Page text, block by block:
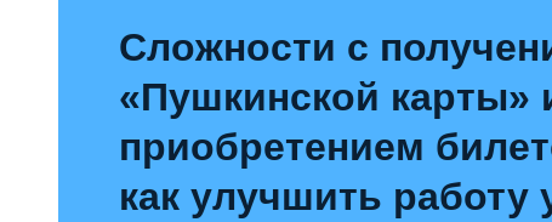
Сложности с
«Пушкинской карты»
приобретением
как улучшить работу